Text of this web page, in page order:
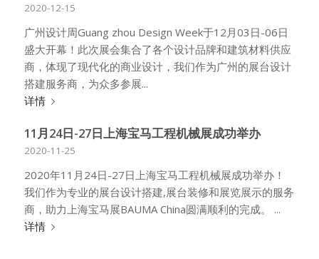
2020-12-15
广州设计周Guang zhou Design Week于12月03日-06日
盛大开幕！此次展会集合了各个设计品牌和建筑材料供应
商，体现了现代化的商业设计，我们作为广州的展台设计
搭建服务商，为众多参展...
详情
11月24日-27日上海宝马工程机械展成功举办
2020-11-25
2020年11月24日-27日上海宝马工程机械展成功举办！
我们作为专业的展台设计搭建,展台装修和展览展示的服务
商，助力上海宝马展BAUMA China圆满顺利的完成。 ...
详情